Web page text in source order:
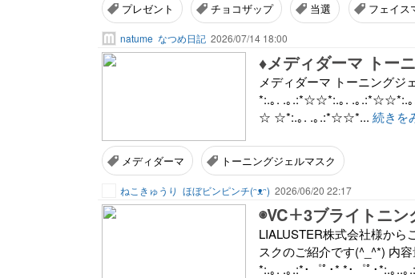
プレゼント チョコザップ 当選 フェイス
natume なつめ日記 2026/07/14 18:00
♦︎メディダーマ トー
メディダーマ トーニング
*:.｡. .｡.:*☆☆*:.｡. .｡.:*☆☆*:.
☆ ☆*:.｡. .｡.:*☆☆*... 続きを
メディダーマ トーニングジェルマスク
ねこきゅうり ほぼビンピンチ(ᵔᴥᵔ) 2026/06/20 22:17
◉VC＋3ブライトニ
LIALUSTER株式会社様から
スクのご紹介です(^_^*) 内
*:.｡. .｡.:*･゜ﾟ･* *･゜ﾟ･*:.｡..｡